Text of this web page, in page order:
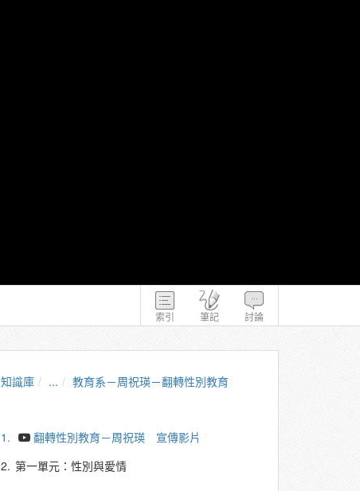
索引 筆記 討論
知識庫 ... 教育系－周祝瑛－翻轉性別教育
1.
翻轉性別教育－周祝瑛 宣傳影片
2. 第一單元：性別與愛情